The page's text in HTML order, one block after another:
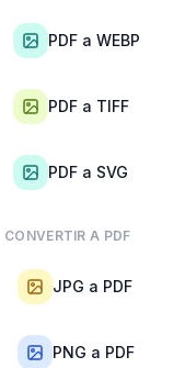
PDF a WEBP
PDF a TIFF
PDF a SVG
CONVERTIR A PDF
JPG a PDF
PNG a PDF